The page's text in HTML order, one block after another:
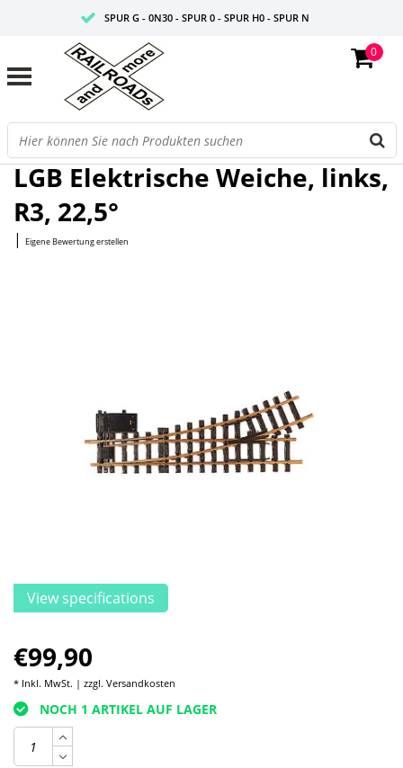
SPUR G - 0N30 - SPUR 0 - SPUR H0 - SPUR N
0
Startseite/Elektrische Weiche, links, R3, 22,5°
LGB Elektrische Weiche, links,
R3, 22,5°
| Eigene Bewertung erstellen
View specifications
€99,90
* Inkl. MwSt. | zzgl. Versandkosten
NOCH 1 ARTIKEL AUF LAGER